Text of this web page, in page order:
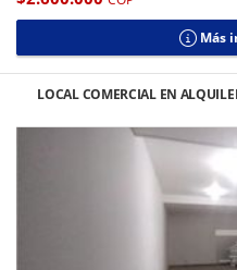
Más
LOCAL COMERCIAL EN